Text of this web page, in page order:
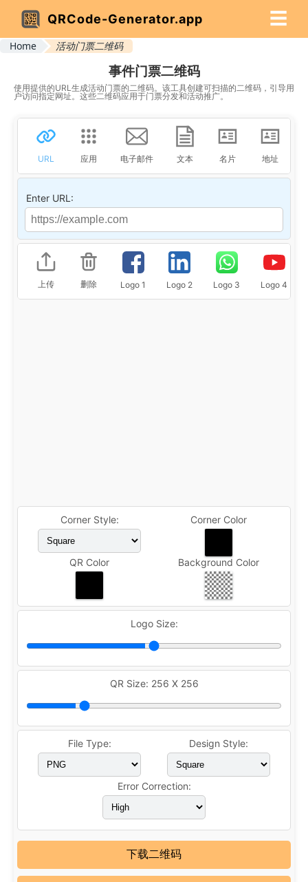
QRCode-Generator.app ☰
Home 活动门票二维码
事件门票二维码
使用提供的URL生成活动门票的二维码。该工具创建可扫描的二维码，引导用
户访问指定网址。这些二维码应用于门票分发和活动推广。
URL 应用 电子邮件 文本 名片 地址
Enter URL:
上传 删除 Logo 1 Logo 2 Logo 3 Logo 4
Corner Style: Corner Color
QR Color Background Color
Logo Size:
QR Size: 256 X 256
File Type: Design Style:
Error Correction:
下载二维码